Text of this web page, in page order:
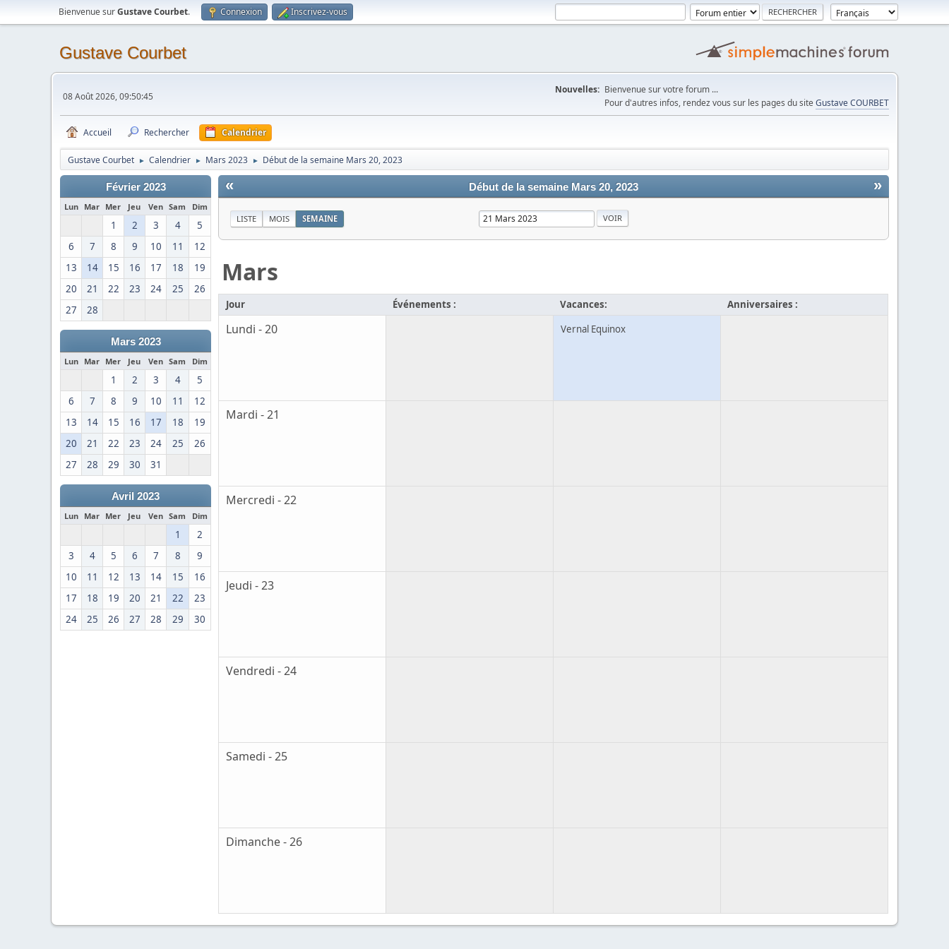
Bienvenue surGustave Courbet. Connexion Inscrivez-vous
Gustave Courbet
08 Août 2026, 09:50:45
Nouvelles: Bienvenue sur votre forum ...
Pour d'autres infos, rendez vous sur les pages du site Gustave COURBET
Accueil Rechercher Calendrier
Gustave Courbet ► Calendrier ► Mars 2023 ► Début de la semaine Mars 20, 2023
Février 2023
Lun Mar Mer Jeu Ven Sam Dim
1 2 3 4
5
6
7 8 9 10 11
12
13
14 15 16 17 18
19
20
21 22 23 24 25
26
27
28
Mars 2023
Lun Mar Mer Jeu Ven Sam Dim
1 2 3 4
5
6
7 8 9 10 11
12
13
14 15 16 17 18
19
20
21 22 23 24 25
26
27
28 29 30 31
Avril 2023
Lun Mar Mer Jeu Ven Sam Dim
1
2
3
4 5 6 7 8
9
10
11 12 13 14 15
16
17
18 19 20 21 22
23
24
25 26 27 28 29 30
« »
Début de la semaine Mars 20, 2023
LISTE MOIS SEMAINE
Mars
Jour Événements : Vacances: Anniversaires :
Lundi - 20 Vernal Equinox
Mardi - 21
Mercredi - 22
Jeudi - 23
Vendredi - 24
Samedi - 25
Dimanche - 26